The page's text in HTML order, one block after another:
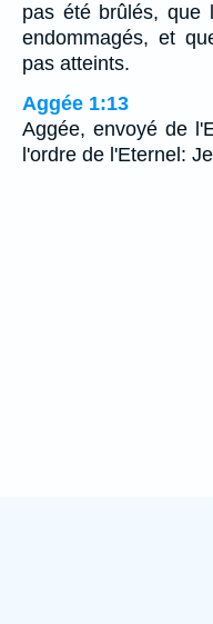
pas été brûlés, que
endommagés, et
pas atteints.
Aggée 1:13
Aggée, envoyé de
l'ordre de l'Eternel: